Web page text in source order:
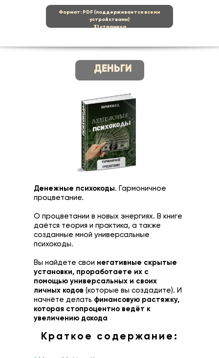
ДЕНЬГИ
Денежные психокоды. Гармоничное
процветание.
О процветании в новых энергиях. В книге
даётся теория и практика, а также
созданные мной универсальные
психокоды.
Вы найдете свои негативные скрытые
установки, проработаете их с
помощью универсальных и своих
личных кодов (которые вы создадите). И
начнёте делать финансовую растяжку,
которая стопроцентно ведёт к
увеличению дохода
Формат: PDF (поддерживается всеми
устройствами)
31 страница
Краткое содержание: